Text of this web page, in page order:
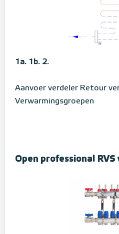
1a. 1b. 2.
Aanvoer verdeler Retour
Verwarmingsgroepen
Open professional